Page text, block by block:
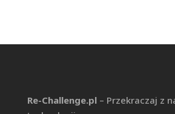
Re-Challenge.pl– Przekraczaj z